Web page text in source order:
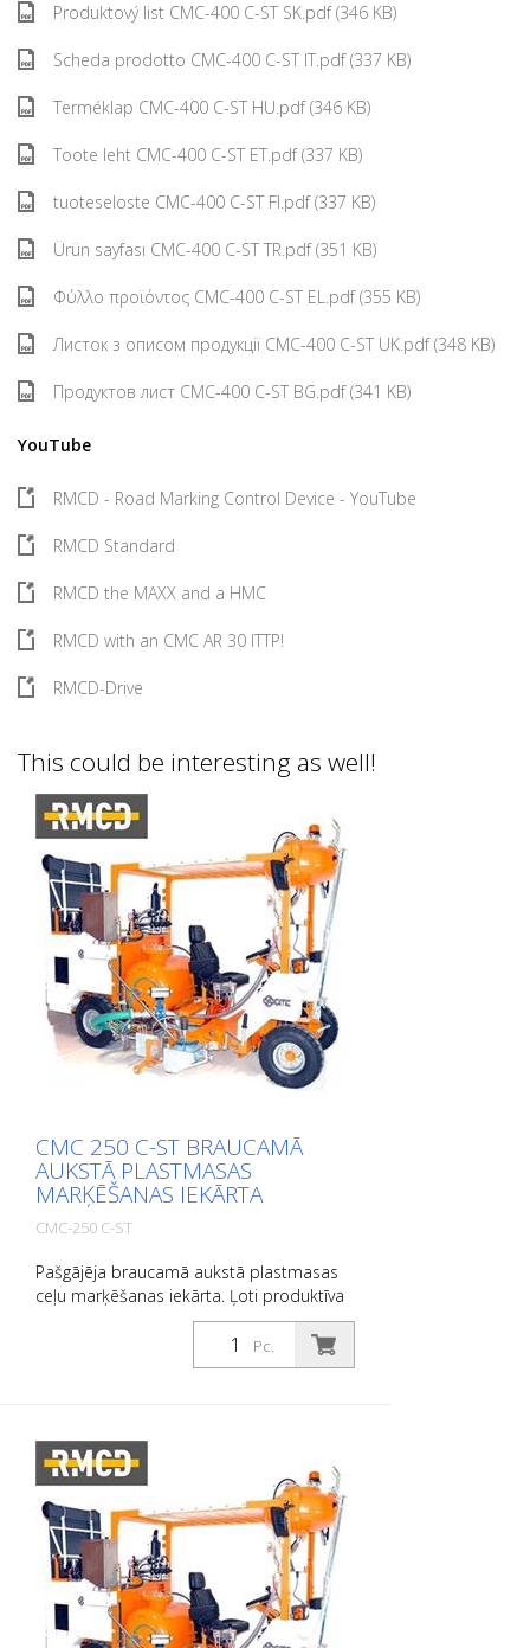
Produktový list CMC-400 C-ST SK.pdf (346 KB)
Scheda prodotto CMC-400 C-ST IT.pdf (337 KB)
Terméklap CMC-400 C-ST HU.pdf (346 KB)
Toote leht CMC-400 C-ST ET.pdf (337 KB)
tuoteseloste CMC-400 C-ST FI.pdf (337 KB)
Ürün sayfası CMC-400 C-ST TR.pdf (351 KB)
Φύλλο προϊόντος CMC-400 C-ST EL.pdf (355 KB)
Листок з описом продукції CMC-400 C-ST UK.pdf (348 KB)
Продуктов лист CMC-400 C-ST BG.pdf (341 KB)
YouTube
RMCD - Road Marking Control Device - YouTube
RMCD Standard
RMCD the MAXX and a HMC
RMCD with an CMC AR 30 ITTP!
RMCD-Drive
This could be interesting as well!
CMC 250 C-ST BRAUCAMĀ
AUKSTĀ PLASTMASAS
MARĶĒŠANAS IEKĀRTA
CMC-250 C-ST
Pašgājēja braucamā aukstā plastmasas
ceļu marķēšanas iekārta. Ļoti produktīva
braucamā aukstā plastmasas ceļu
marķēšanas mašīna. Atkarībā no
aprīkojuma var uzklāt līdzenas līnijas,
posms. - ar ūdens dzesēšanu -
Alternators akumulatora uzlādei Darba
gaisma, virziena rādītājs un rotācijas
gaisma Gaismas panelis ar virziena
bultiņām un diviem halogēna bākugunīm
Hidrauliskā piedziņa ar: - 2 motoriem, kas
tieši savienoti ar aizmugurējiem riteņiem -
Hidrauliskās bremzes - Džoistiks:
pārnesumu pārslēgšana uz priekšu,
Pc.